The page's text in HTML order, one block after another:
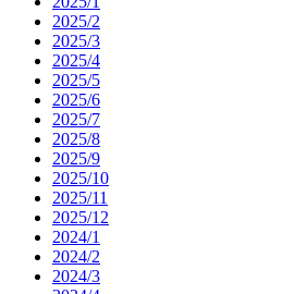
2025/2
2025/3
2025/4
2025/5
2025/6
2025/7
2025/8
2025/9
2025/10
2025/11
2025/12
2024/1
2024/2
2024/3